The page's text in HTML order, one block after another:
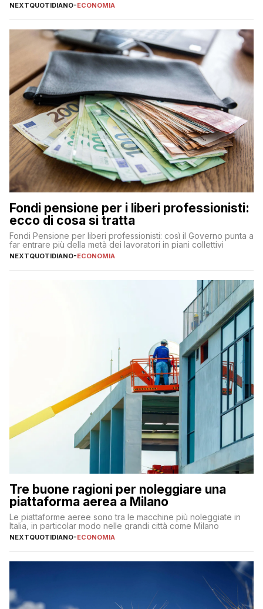
NEXTQUOTIDIANO-ECONOMIA
Fondi pensione per i liberi professionisti:
ecco di cosa si tratta
Fondi Pensione per liberi professionisti: così il Governo punta a
far entrare più della metà dei lavoratori in piani collettivi
NEXTQUOTIDIANO-ECONOMIA
Tre buone ragioni per noleggiare una
piattaforma aerea a Milano
Le piattaforme aeree sono tra le macchine più noleggiate in
Italia, in particolar modo nelle grandi città come Milano
NEXTQUOTIDIANO-ECONOMIA